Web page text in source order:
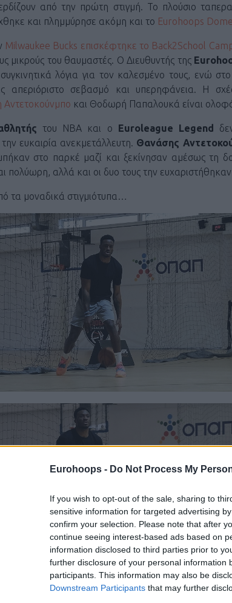
Eurohoops - Do Not Process My
If you wish to opt-out of the sale, sharing to
sensitive information for targeted advertising
confirm your selection. Please note that after
continue seeing interest-based ads based on
information disclosed to third parties prior to
further disclosure of your personal information
participants. This information may also be
Downstream Participants that may further
από την πρώτη στιγμή. Το πλούσιο
και πλημμύρησε ακόμη και το Eurohoops Dome
Milwaukee Bucks επισκέφτηκε το Back2School
μικρούς του θαυμαστές. Ο Διευθυντής της
λόγια για τον καλεσμένο τους, ενώ
απεριόριστο σεβασμό και υπερηφάνεια. Η
και Θοδωρή Παπαλουκά είναι
του NBA και ο Euroleague Legend
ευκαιρία ανεκμετάλλευτη. Θανάσης
στο παρκέ μαζί και ξεκίνησαν αμέσως τη
πολύωρη, αλλά και οι δυο τους την ευχαριστήθηκαν
τα μοναδικά στιγμιότυπα…